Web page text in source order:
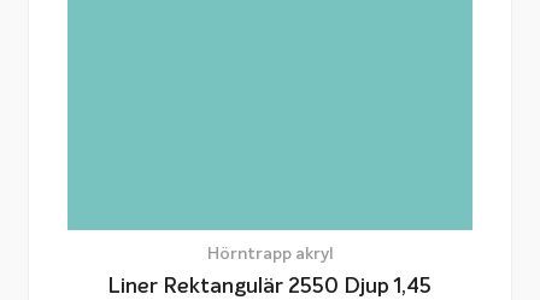
Hörntrapp akryl
Liner Rektangulär 2550 Djup 1,45